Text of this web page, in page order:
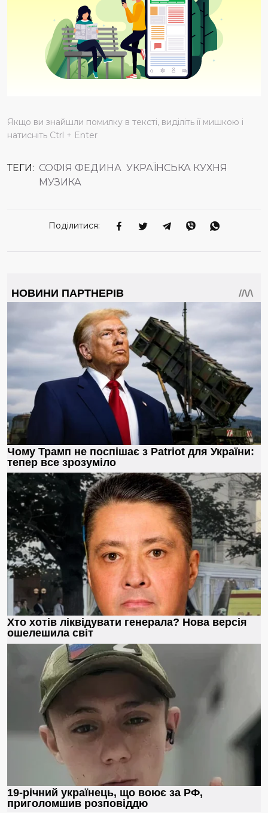
Якщо ви знайшли помилку в тексті, виділіть її мишкою і
натисніть Ctrl + Enter
ТЕГИ: СОФІЯ ФЕДИНА УКРАЇНСЬКА КУХНЯ
МУЗИКА
Поділитися: